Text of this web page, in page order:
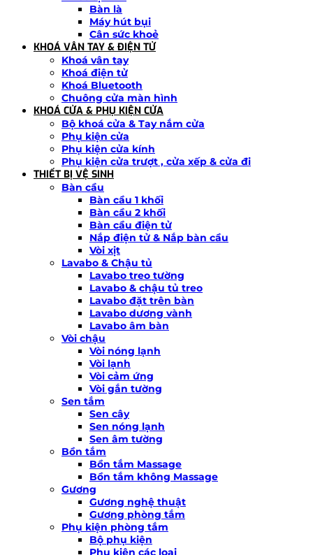
Bàn là
Máy hút bụi
Cân sức khoẻ
KHOÁ VÂN TAY & ĐIỆN TỬ
Khoá vân tay
Khoá điện tử
Khoá Bluetooth
Chuông cửa màn hình
KHOÁ CỬA & PHỤ KIỆN CỬA
Bộ khoá cửa & Tay nắm cửa
Phụ kiện cửa
Phụ kiện cửa kính
Phụ kiện cửa trượt , cửa xếp & cửa đi
THIẾT BỊ VỆ SINH
Bàn cầu
Bàn cầu 1 khối
Bàn cầu 2 khối
Bàn cầu điện tử
Nắp điện tử & Nắp bàn cầu
Vòi xịt
Lavabo & Chậu tủ
Lavabo treo tường
Lavabo & chậu tủ treo
Lavabo đặt trên bàn
Lavabo dương vành
Lavabo âm bàn
Vòi chậu
Vòi nóng lạnh
Vòi lạnh
Vòi cảm ứng
Vòi gắn tường
Sen tắm
Sen cây
Sen nóng lạnh
Sen âm tường
Bồn tắm
Bồn tắm Massage
Bồn tắm không Massage
Gương
Gương nghệ thuật
Gương phòng tắm
Phụ kiện phòng tắm
Bộ phụ kiện
Phụ kiện các loại